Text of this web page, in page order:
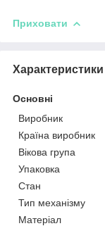
Приховати
Характеристики
Основні
Виробник
Країна виробник
Вікова група
Упаковка
Стан
Тип механізму
Матеріал